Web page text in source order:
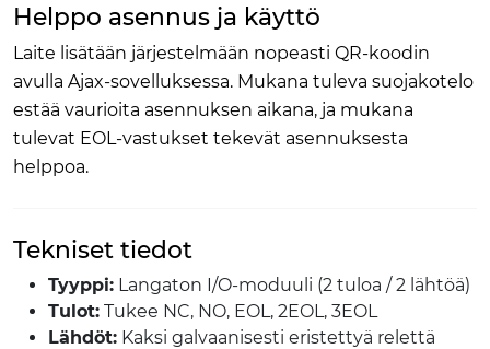
Helppo asennus ja käyttö
Laite lisätään järjestelmään nopeasti QR-koodin
avulla Ajax-sovelluksessa. Mukana tuleva suojakotelo
estää vaurioita asennuksen aikana, ja mukana
tulevat EOL-vastukset tekevät asennuksesta
helppoa.
Tekniset tiedot
Tyyppi: Langaton I/O-moduuli (2 tuloa / 2 lähtöä)
Tulot: Tukee NC, NO, EOL, 2EOL, 3EOL
Lähdöt: Kaksi galvaanisesti eristettyä relettä